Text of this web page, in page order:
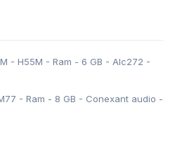
- H55M - Ram - 6 GB - Alc272 -
- Ram - 8 GB - Conexant audio -